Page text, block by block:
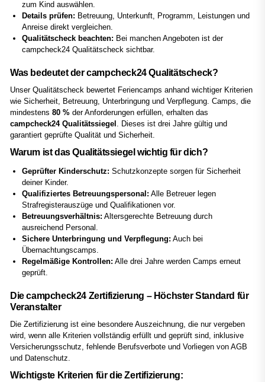
zum Kind auswählen.
Details prüfen: Betreuung, Unterkunft, Programm, Leistungen und
Anreise direkt vergleichen.
Qualitätscheck beachten: Bei manchen Angeboten ist der
campcheck24 Qualitätscheck sichtbar.
Was bedeutet der campcheck24 Qualitätscheck?
Unser Qualitätscheck bewertet Feriencamps anhand wichtiger Kriterien
wie Sicherheit, Betreuung, Unterbringung und Verpflegung. Camps, die
mindestens 80 % der Anforderungen erfüllen, erhalten das
campcheck24 Qualitätssiegel . Dieses ist drei Jahre gültig und
garantiert geprüfte Qualität und Sicherheit.
Warum ist das Qualitätssiegel wichtig für dich?
Geprüfter Kinderschutz: Schutzkonzepte sorgen für Sicherheit
deiner Kinder.
Qualifiziertes Betreuungspersonal: Alle Betreuer legen
Strafregisterauszüge und Qualifikationen vor.
Betreuungsverhältnis: Altersgerechte Betreuung durch
ausreichend Personal.
Sichere Unterbringung und Verpflegung: Auch bei
Übernachtungscamps.
Regelmäßige Kontrollen: Alle drei Jahre werden Camps erneut
geprüft.
Die campcheck24 Zertifizierung – Höchster Standard für
Veranstalter
Die Zertifizierung ist eine besondere Auszeichnung, die nur vergeben
wird, wenn alle Kriterien vollständig erfüllt und geprüft sind, inklusive
Versicherungsschutz, fehlende Berufsverbote und Vorliegen von AGB
und Datenschutz.
Wichtigste Kriterien für die Zertifizierung: